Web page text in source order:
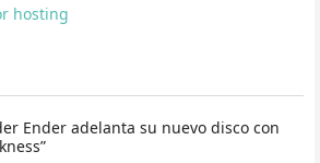
Ender adelanta su nuevo disco con